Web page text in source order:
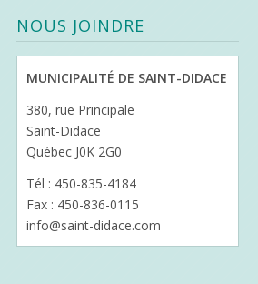
NOUS JOINDRE
MUNICIPALITÉ DE SAINT-DIDACE
380, rue Principale
Saint-Didace
Québec J0K 2G0
Tél : 450-835-4184
Fax : 450-836-0115
info@saint-didace.com